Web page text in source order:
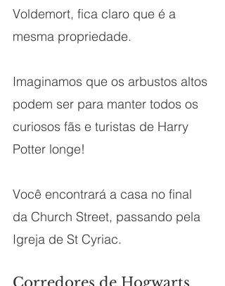
Voldemort, fica claro que é a
mesma propriedade.
Imaginamos que os arbustos altos
podem ser para manter todos os
curiosos fãs e turistas de Harry
Potter longe!
Você encontrará a casa no final
da Church Street, passando pela
Igreja de St Cyriac.
Corredores de Hogwarts